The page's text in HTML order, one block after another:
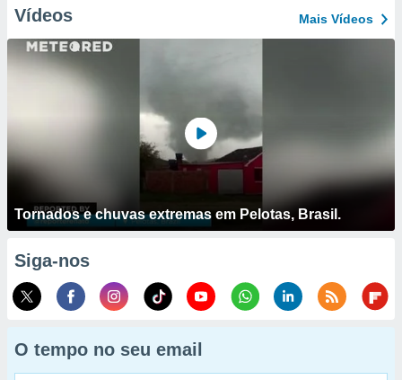
Vídeos Mais Vídeos
Tornados e chuvas extremas em Pelotas, Brasil.
Siga-nos
O tempo no seu email